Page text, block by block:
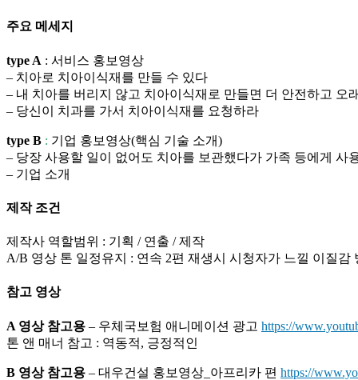
주요 메세지
type A : 서비스 홍보영상
– 치아로 치아이식재를 만들 수 있다
– 내 치아를 버리지 않고 치아이식재로 만들면 더 안전하고 오
– 당신이 치과를 가서 치아이식재를 요청하라
type B : 기업 홍보영상(핵심 기술 소개)
– 당장 사용할 일이 없어도 치아를 보관했다가 가족 등에게 사
– 기업 소개
제작 조건
제작사 역할범위 : 기획 / 연출 / 제작
A/B 영상 톤 일정유지 : 연속 2편 재생시 시청자가 느낄 이질감
참고 영상
A 영상 참고용 – 우체국보험 애니메이션 광고 https://
톤 앤 매너 참고 : 역동적, 긍정적인
B 영상 참고용 – 대우건설 홍보영상_아프리카 편 https://